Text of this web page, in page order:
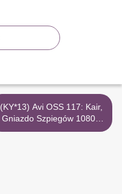
(KY*13) Avi OSS 117: Kair,
Gniazdo Szpiegów 1080P
HD Online Torrent Magnet >